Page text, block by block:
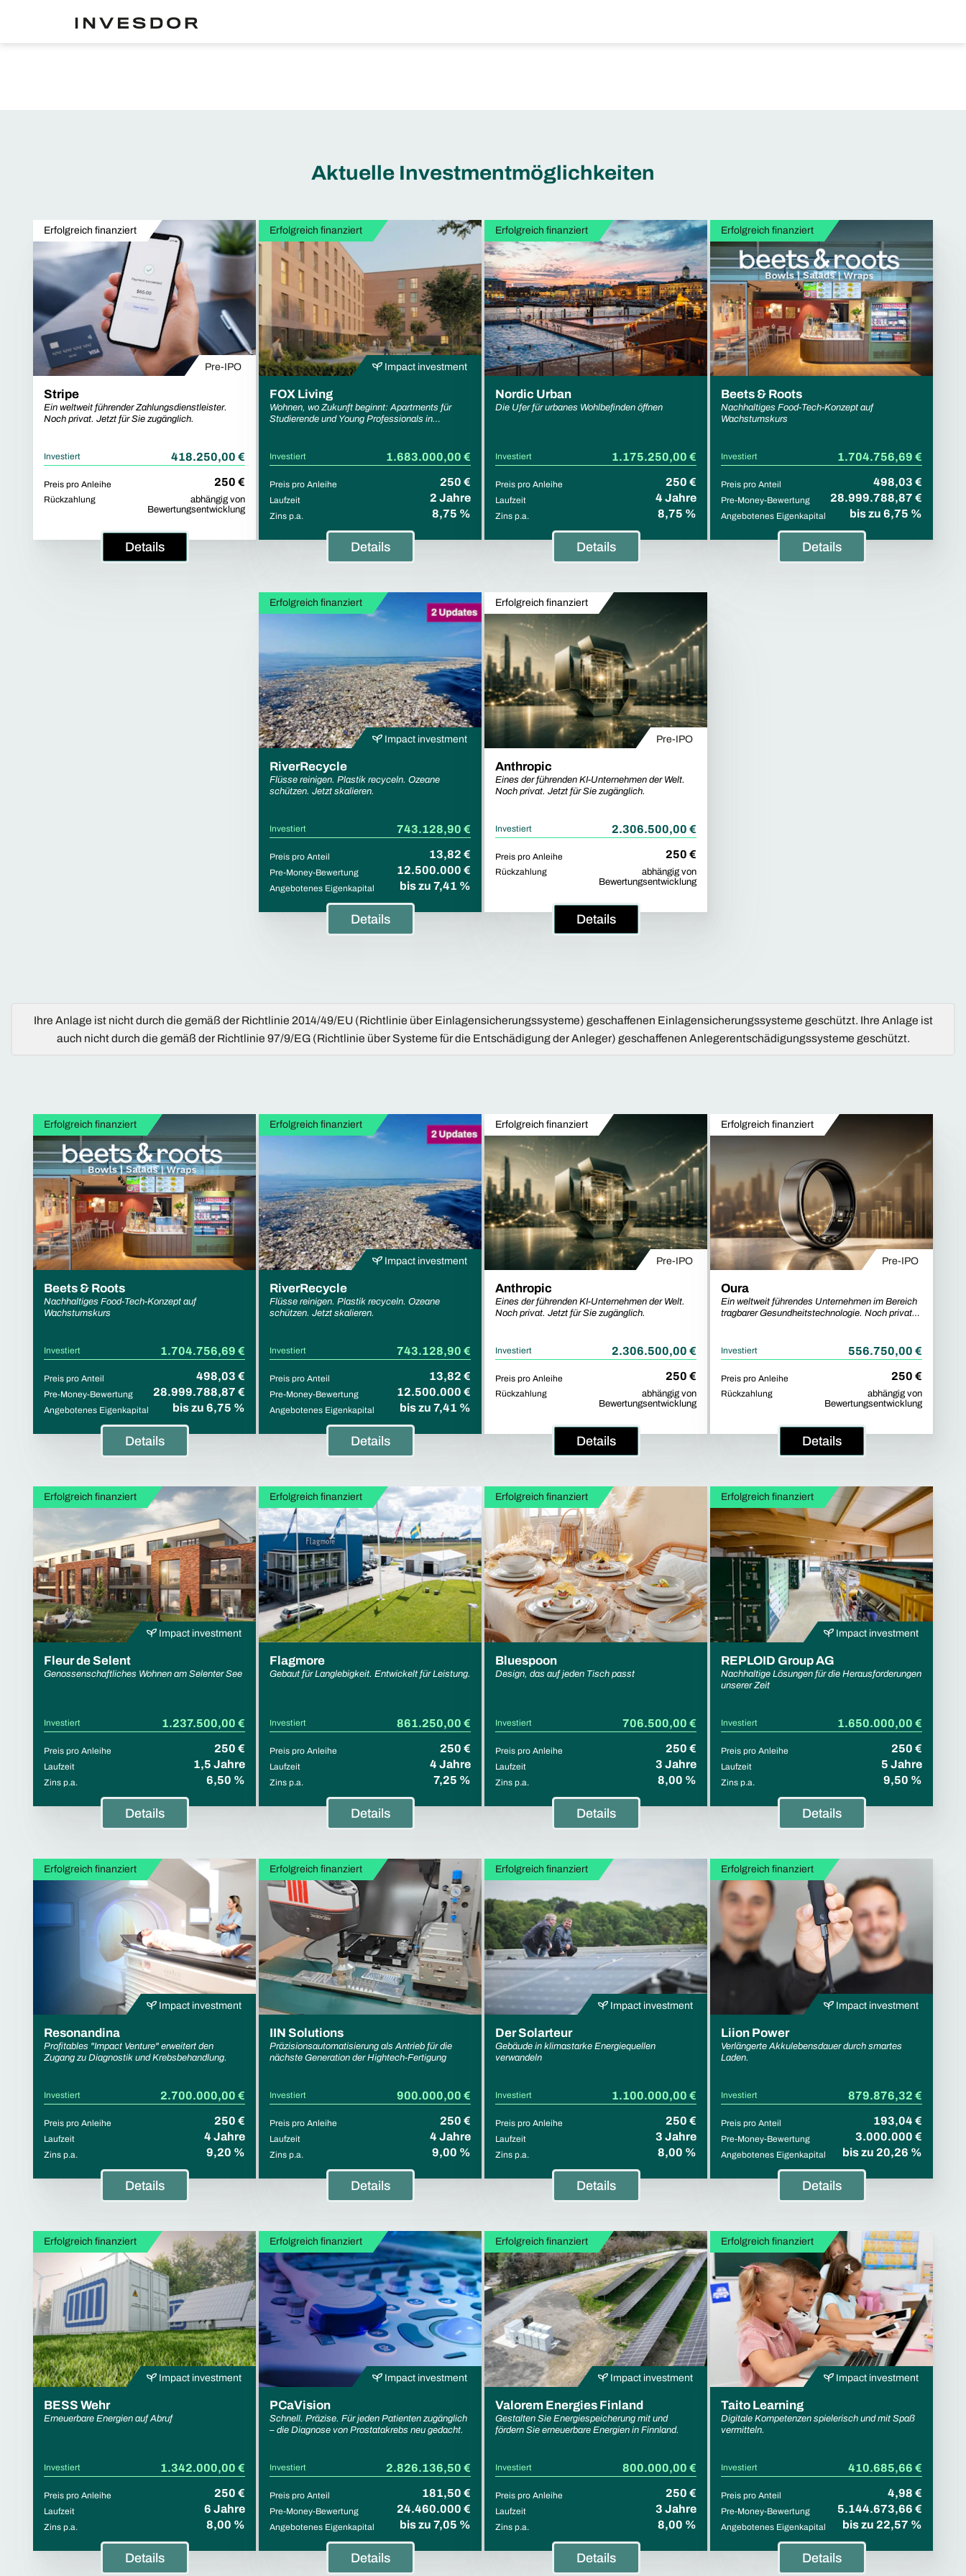
Aktuelle Investmentmöglichkeiten
Erfolgreich finanziert
Pre-IPO
Stripe
Ein weltweit führender Zahlungsdienstleister.
Noch privat. Jetzt für Sie zugänglich.
Investiert 418.250,00 €
Preis pro Anleihe 250 €
Rückzahlung
abhängig von
Bewertungsentwicklung
Details
Erfolgreich finanziert
Impact investment
FOX Living
Wohnen, wo Zukunft beginnt: Apartments für
Studierende und Young Professionals in
Investiert 1.683.000,00 €
Preis pro Anleihe 250 €
Laufzeit 2 Jahre
Zins p.a. 8,75 %
Details
Erfolgreich finanziert
Nordic Urban
Die Ufer für urbanes Wohlbefinden öffnen
Investiert 1.175.250,00 €
Preis pro Anleihe 250 €
Laufzeit 4 Jahre
Zins p.a. 8,75 %
Details
Erfolgreich finanziert
Beets & Roots
Nachhaltiges Food-Tech-Konzept auf
Wachstumskurs
Investiert 1.704.756,69 €
Preis pro Anteil 498,03 €
Pre-Money-Bewertung 28.999.788,87 €
Angebotenes Eigenkapital bis zu 6,75 %
Details
Erfolgreich finanziert
Impact investment
RiverRecycle
Flüsse reinigen. Plastik recyceln. Ozeane
schützen. Jetzt skalieren.
Investiert 743.128,90 €
Preis pro Anteil 13,82 €
Pre-Money-Bewertung 12.500.000 €
Angebotenes Eigenkapital bis zu 7,41 %
Details
Erfolgreich finanziert
Pre-IPO
Anthropic
Eines der führenden KI-Unternehmen der Welt.
Noch privat. Jetzt für Sie zugänglich.
Investiert 2.306.500,00 €
Preis pro Anleihe 250 €
Rückzahlung
abhängig von
Bewertungsentwicklung
Details
Ihre Anlage ist nicht durch die gemäß der Richtlinie 2014/49/EU (Richtlinie über Einlagensicherungssysteme) geschaffenen Einlagensicherungssysteme geschützt. Ihre Anlage ist
auch nicht durch die gemäß der Richtlinie 97/9/EG (Richtlinie über Systeme für die Entschädigung der Anleger) geschaffenen Anlegerentschädigungssysteme geschützt.
Erfolgreich finanziert
Beets & Roots
Nachhaltiges Food-Tech-Konzept auf
Wachstumskurs
Investiert 1.704.756,69 €
Preis pro Anteil 498,03 €
Pre-Money-Bewertung 28.999.788,87 €
Angebotenes Eigenkapital bis zu 6,75 %
Details
Erfolgreich finanziert
Impact investment
RiverRecycle
Flüsse reinigen. Plastik recyceln. Ozeane
schützen. Jetzt skalieren.
Investiert 743.128,90 €
Preis pro Anteil 13,82 €
Pre-Money-Bewertung 12.500.000 €
Angebotenes Eigenkapital bis zu 7,41 %
Details
Erfolgreich finanziert
Pre-IPO
Anthropic
Eines der führenden KI-Unternehmen der Welt.
Noch privat. Jetzt für Sie zugänglich.
Investiert 2.306.500,00 €
Preis pro Anleihe 250 €
Rückzahlung
abhängig von
Bewertungsentwicklung
Details
Erfolgreich finanziert
Pre-IPO
Oura
Ein weltweit führendes Unternehmen im Bereich
tragbarer Gesundheitstechnologie. Noch privat.
Investiert 556.750,00 €
Preis pro Anleihe 250 €
Rückzahlung
abhängig von
Bewertungsentwicklung
Details
Erfolgreich finanziert
Impact investment
Fleur de Selent
Genossenschaftliches Wohnen am Selenter See
Investiert 1.237.500,00 €
Preis pro Anleihe 250 €
Laufzeit 1,5 Jahre
Zins p.a. 6,50 %
Details
Erfolgreich finanziert
Flagmore
Gebaut für Langlebigkeit. Entwickelt für Leistung.
Investiert 861.250,00 €
Preis pro Anleihe 250 €
Laufzeit 4 Jahre
Zins p.a. 7,25 %
Details
Erfolgreich finanziert
Bluespoon
Design, das auf jeden Tisch passt
Investiert 706.500,00 €
Preis pro Anleihe 250 €
Laufzeit 3 Jahre
Zins p.a. 8,00 %
Details
Erfolgreich finanziert
Impact investment
REPLOID Group AG
Nachhaltige Lösungen für die Herausforderungen
unserer Zeit
Investiert 1.650.000,00 €
Preis pro Anleihe 250 €
Laufzeit 5 Jahre
Zins p.a. 9,50 %
Details
Erfolgreich finanziert
Impact investment
Resonandina
Profitables "Impact Venture" erweitert den
Zugang zu Diagnostik und Krebsbehandlung.
Investiert 2.700.000,00 €
Preis pro Anleihe 250 €
Laufzeit 4 Jahre
Zins p.a. 9,20 %
Details
Erfolgreich finanziert
IIN Solutions
Präzisionsautomatisierung als Antrieb für die
nächste Generation der Hightech-Fertigung
Investiert 900.000,00 €
Preis pro Anleihe 250 €
Laufzeit 4 Jahre
Zins p.a. 9,00 %
Details
Erfolgreich finanziert
Impact investment
Der Solarteur
Gebäude in klimastarke Energiequellen
verwandeln
Investiert 1.100.000,00 €
Preis pro Anleihe 250 €
Laufzeit 3 Jahre
Zins p.a. 8,00 %
Details
Erfolgreich finanziert
Impact investment
Liion Power
Verlängerte Akkulebensdauer durch smartes
Laden.
Investiert 879.876,32 €
Preis pro Anteil 193,04 €
Pre-Money-Bewertung 3.000.000 €
Angebotenes Eigenkapital bis zu 20,26 %
Details
Erfolgreich finanziert
Impact investment
BESS Wehr
Erneuerbare Energien auf Abruf
Investiert 1.342.000,00 €
Preis pro Anleihe 250 €
Laufzeit 6 Jahre
Zins p.a. 8,00 %
Details
Erfolgreich finanziert
Impact investment
PCaVision
Schnell. Präzise. Für jeden Patienten zugänglich
– die Diagnose von Prostatakrebs neu gedacht.
Investiert 2.826.136,50 €
Preis pro Anteil 181,50 €
Pre-Money-Bewertung 24.460.000 €
Angebotenes Eigenkapital bis zu 7,05 %
Details
Erfolgreich finanziert
Impact investment
Valorem Energies Finland
Gestalten Sie Energiespeicherung mit und
fördern Sie erneuerbare Energien in Finnland.
Investiert 800.000,00 €
Preis pro Anleihe 250 €
Laufzeit 3 Jahre
Zins p.a. 8,00 %
Details
Erfolgreich finanziert
Impact investment
Taito Learning
Digitale Kompetenzen spielerisch und mit Spaß
vermitteln.
Investiert 410.685,66 €
Preis pro Anteil 4,98 €
Pre-Money-Bewertung 5.144.673,66 €
Angebotenes Eigenkapital bis zu 22,57 %
Details